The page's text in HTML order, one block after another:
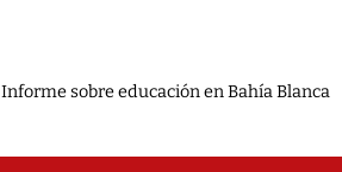
Informe sobre educación en Bahía Blanca